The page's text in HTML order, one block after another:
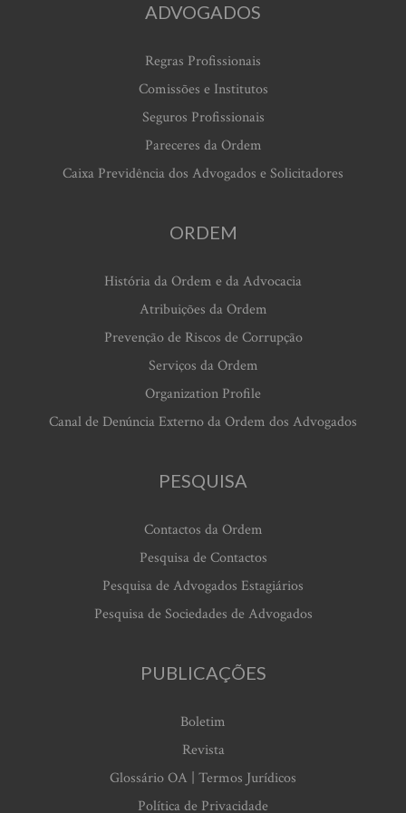
ADVOGADOS
Regras Profissionais
Comissões e Institutos
Seguros Profissionais
Pareceres da Ordem
Caixa Previdência dos Advogados e Solicitadores
ORDEM
História da Ordem e da Advocacia
Atribuições da Ordem
Prevenção de Riscos de Corrupção
Serviços da Ordem
Organization Profile
Canal de Denúncia Externo da Ordem dos Advogados
PESQUISA
Contactos da Ordem
Pesquisa de Contactos
Pesquisa de Advogados Estagiários
Pesquisa de Sociedades de Advogados
PUBLICAÇÕES
Boletim
Revista
Glossário OA | Termos Jurídicos
Política de Privacidade